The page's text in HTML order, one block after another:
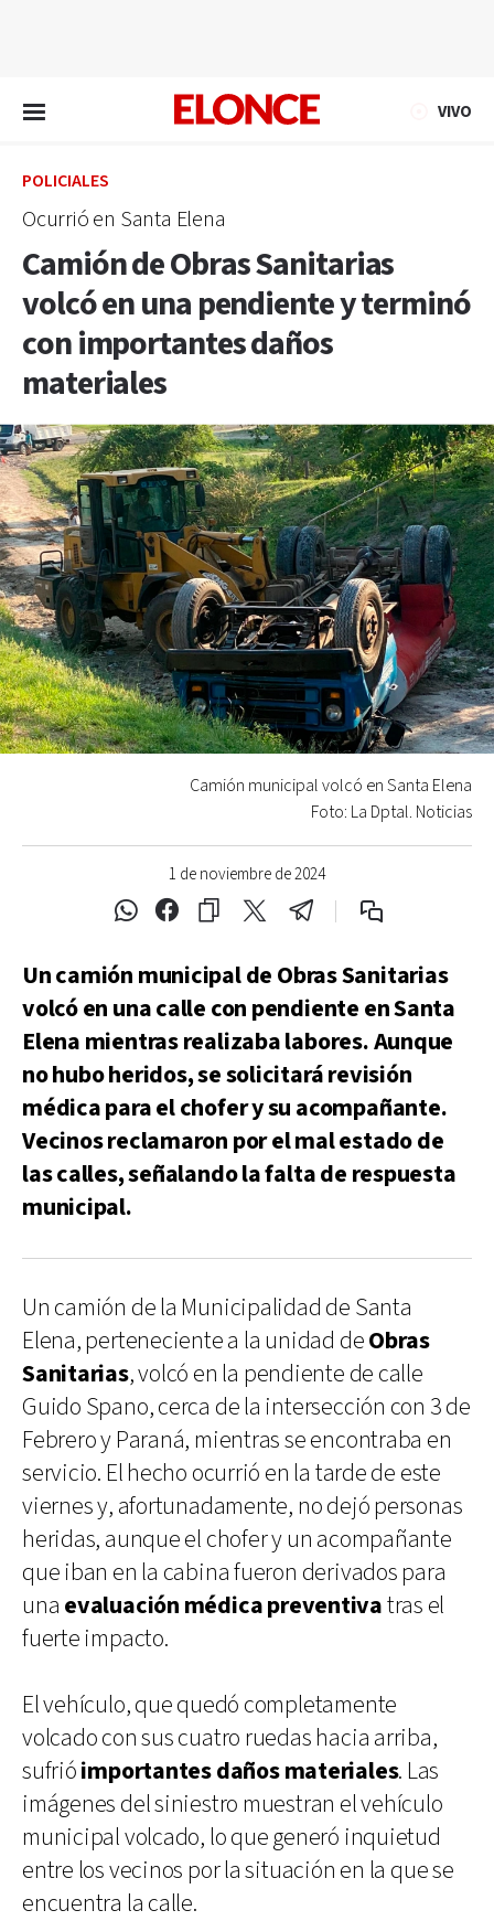
VIVO
POLICIALES
Ocurrió en Santa Elena
Camión de Obras Sanitarias
volcó en una pendiente y terminó
con importantes daños
materiales
1 de noviembre de 2024
Camión municipal volcó en Santa Elena
Foto: La Dptal. Noticias
Un camión municipal de Obras Sanitarias
volcó en una calle con pendiente en Santa
Elena mientras realizaba labores. Aunque
no hubo heridos, se solicitará revisión
médica para el chofer y su acompañante.
Vecinos reclamaron por el mal estado de
las calles, señalando la falta de respuesta
municipal.
Un camión de la Municipalidad de Santa
Elena, perteneciente a la unidad deObras
Sanitarias, volcó en la pendiente de calle
Guido Spano, cerca de la intersección con 3 de
Febrero y Paraná, mientras se encontraba en
servicio. El hecho ocurrió en la tarde de este
viernes y, afortunadamente, no dejó personas
heridas, aunque el chofer y un acompañante
que iban en la cabina fueron derivados para
una evaluación médica preventivatras el
fuerte impacto.
El vehículo, que quedó completamente
volcado con sus cuatro ruedas hacia arriba,
sufrióimportantes daños materiales. Las
imágenes del siniestro muestran el vehículo
municipal volcado, lo que generó inquietud
entre los vecinos por la situación en la que se
encuentra la calle.